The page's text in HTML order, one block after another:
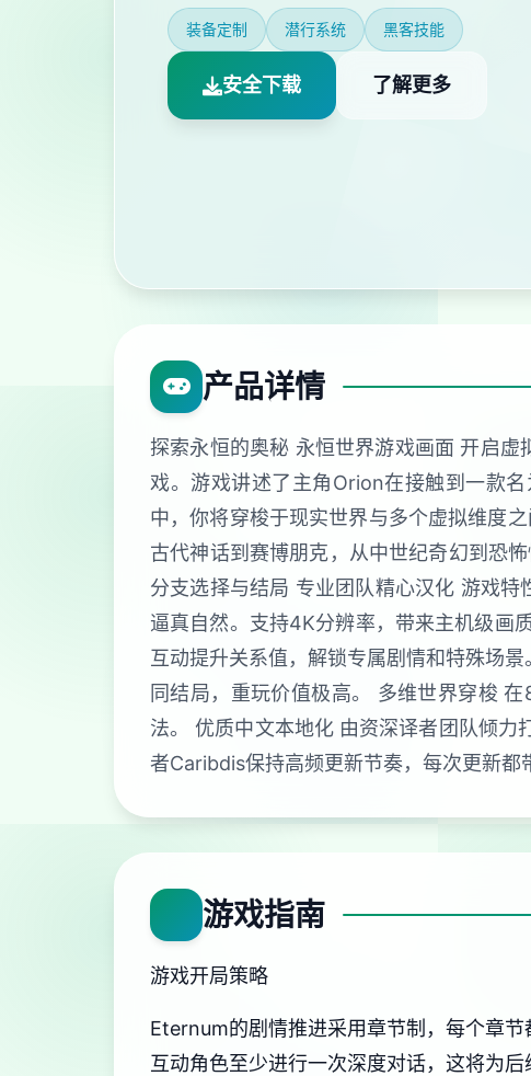
装备定制 潜行系统 黑客技能
安全下载 了解更多
产品详情
探索永恒的奥秘 永恒世界游戏画面 开启
戏。游戏讲述了主角Orion在接触到一款
中，你将穿梭于现实世界与多个虚拟维度
古代神话到赛博朋克，从中世纪奇幻到恐
分支选择与结局 专业团队精心汉化 游戏
逼真自然。支持4K分辨率，带来主机级画
互动提升关系值，解锁专属剧情和特殊场
同结局，重玩价值极高。 多维世界穿梭
法。 优质中文本地化 由资深译者团队倾力
者Caribdis保持高频更新节奏，每次更新都
游戏指南
游戏开局策略
Eternum的剧情推进采用章节制，每个章
互动角色至少进行一次深度对话，这将为后